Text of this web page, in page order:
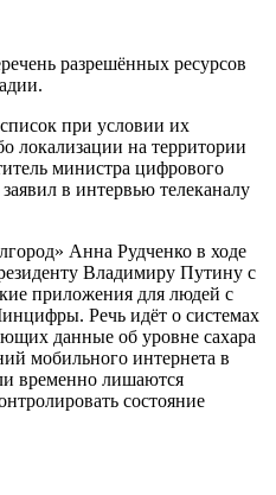
разрешённых ресурсов
при условии их
локализации на территории
министра цифрового
в интервью телеканалу
Анна Рудченко в ходе
Владимиру Путину с
приложения для людей с
Речь идёт о системах
данные об уровне сахара
мобильного интернета в
временно лишаются
состояние